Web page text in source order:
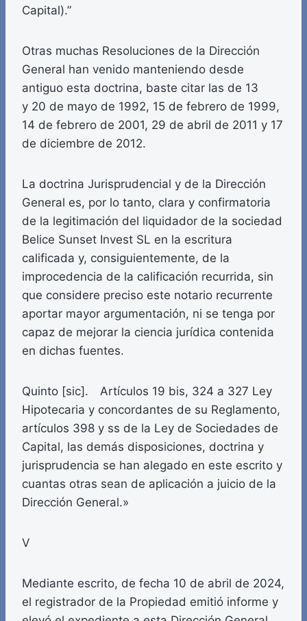
Capital).”
Otras muchas Resoluciones de la Dirección
General han venido manteniendo desde
antiguo esta doctrina, baste citar las de 13
y 20 de mayo de 1992, 15 de febrero de 1999,
14 de febrero de 2001, 29 de abril de 2011 y 17
de diciembre de 2012.
La doctrina Jurisprudencial y de la Dirección
General es, por lo tanto, clara y confirmatoria
de la legitimación del liquidador de la sociedad
Belice Sunset Invest SL en la escritura
calificada y, consiguientemente, de la
improcedencia de la calificación recurrida, sin
que considere preciso este notario recurrente
aportar mayor argumentación, ni se tenga por
capaz de mejorar la ciencia jurídica contenida
en dichas fuentes.
Quinto [sic]. Artículos 19 bis, 324 a 327 Ley
Hipotecaria y concordantes de su Reglamento,
artículos 398 y ss de la Ley de Sociedades de
Capital, las demás disposiciones, doctrina y
jurisprudencia se han alegado en este escrito y
cuantas otras sean de aplicación a juicio de la
Dirección General.»
V
Mediante escrito, de fecha 10 de abril de 2024,
el registrador de la Propiedad emitió informe y